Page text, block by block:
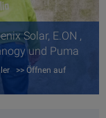
Solar, E.ON ,
und Puma
>> Öffnen auf